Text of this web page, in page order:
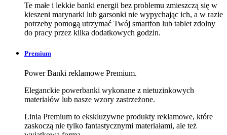
Te małe i lekkie banki energii bez problemu zmieszczą się w
kieszeni marynarki lub garsonki nie wypychając ich, a w razie
potrzeby pomogą utrzymać Twój smartfon lub tablet zdolny
do pracy przez kilka dodatkowych godzin.
Premium
Power Banki reklamowe Premium.
Eleganckie powerbanki wykonane z nietuzinkowych
materiałów lub nasze wzory zastrzeżone.
Linia Premium to ekskluzywne produkty reklamowe, które
zaskoczą nie tylko fantastycznymi materiałami, ale też